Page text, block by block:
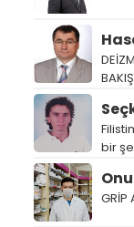
BAKIŞ
bir
GRİP